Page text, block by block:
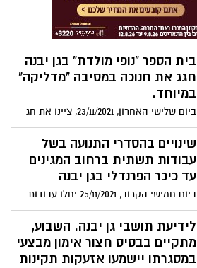
בית הספר "נופי מולדת" בגן יבנה
חגג את חנוכה במסיבה "מדליקה"
במיוחד.
ביום שלישי האחרון, 23/11/2021, ציינו את חג
החנוכה בבית הספר "נופי מולדת" בערב
קהילתי מיוחד ו"מדליק" בו השתתפו כל
תלמידי בית הספר והוריהם.
שינויים בהסדרי התנועה בשל
עבודות תשתית ברחוב המגינים
עד כיכר הפרנדלי בגן יבנה
ביום חמישי הקרוב, 25/11/2021 יחלו עבודות
לשדרוג תשתיות ניקוז המים ברחוב המגינים
עד לכיכר הפרנדלי בגן יבנה במסגרתם ייאלצו
הנהגים למצוא דרכים חלופיות. העבודות
יימשכו כשבוע.
לידיעת תושבי גן יבנה. השבוע,
מתקיים בבסיס חצור אימון מבצעי
במסגרתו יישמעו אזעקות תקינות